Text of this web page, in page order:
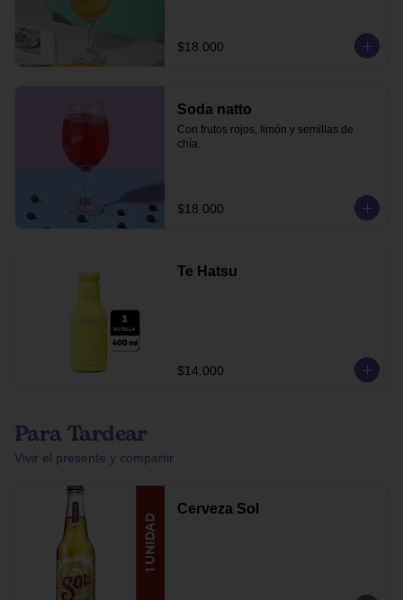
$18.000
Soda natto
Con frutos rojos, limón y semillas de
chía.
$18.000
Te Hatsu
$14.000
Para Tardear
Vivir el presente y compartir
Cerveza Sol